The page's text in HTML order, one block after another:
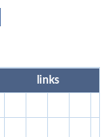
links